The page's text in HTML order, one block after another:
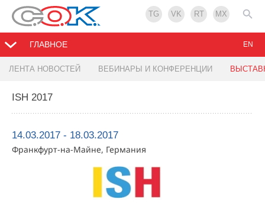
TG VK RT MX
ГЛАВНОЕ
ЛЕНТА НОВОСТЕЙ ВЕБИНАРЫ И КОНФЕРЕНЦИИ
EN
ISH 2017
14.03.2017 - 18.03.2017
Франкфурт-на-Майне, Германия